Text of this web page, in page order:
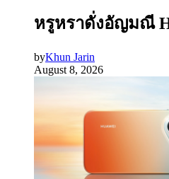
หรูหราดั่งอัญมณี
byKhun Jarin
August 8, 2026